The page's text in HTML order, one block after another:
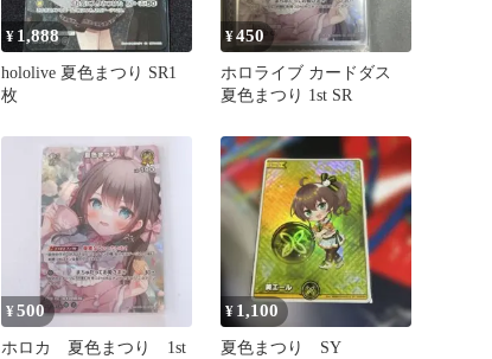
¥ 1,888
hololive 夏色まつり SR1
枚
¥450
ホロライブ カードダス
夏色まつり 1st SR
¥500
ホロカ 夏色まつり 1st
¥ 1,100
夏色まつり SY